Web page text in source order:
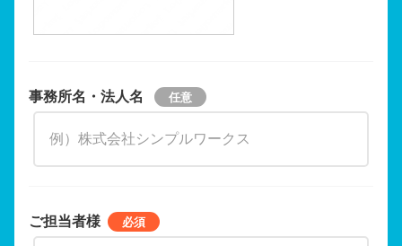
事務所名・法人名
ご担当者様